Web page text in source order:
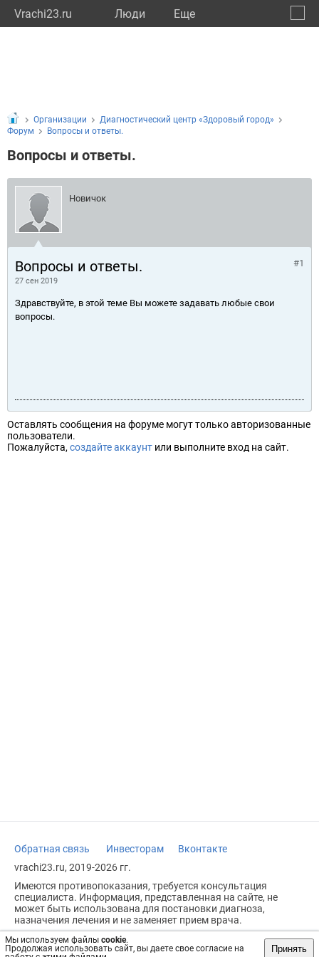
Vrachi23.ru Люди Eще
Мы используем файлы cookie.
Продолжая использовать сайт, вы даете свое согласие на
Принять
Организации
Диагностический центр «Здоровый город»
Форум
Вопросы и ответы.
Вопросы и ответы.
Новичок
Вопросы и ответы.
27 сен 2019
#1
Здравствуйте, в этой теме Вы можете задавать любые свои
вопросы.
Оставлять сообщения на форуме могут только авторизованные
пользователи.
Пожалуйста, создайте аккаунт или выполните вход на сайт.
Обратная связь Инвесторам
Вконтакте
vrachi23.ru, 2019-2026 гг.
Имеются противопоказания, требуется консультация
специалиста. Информация, представленная на сайте, не
может быть использована для постановки диагноза,
назначения лечения и не заменяет прием врача.
Возрастное ограничение: 18+